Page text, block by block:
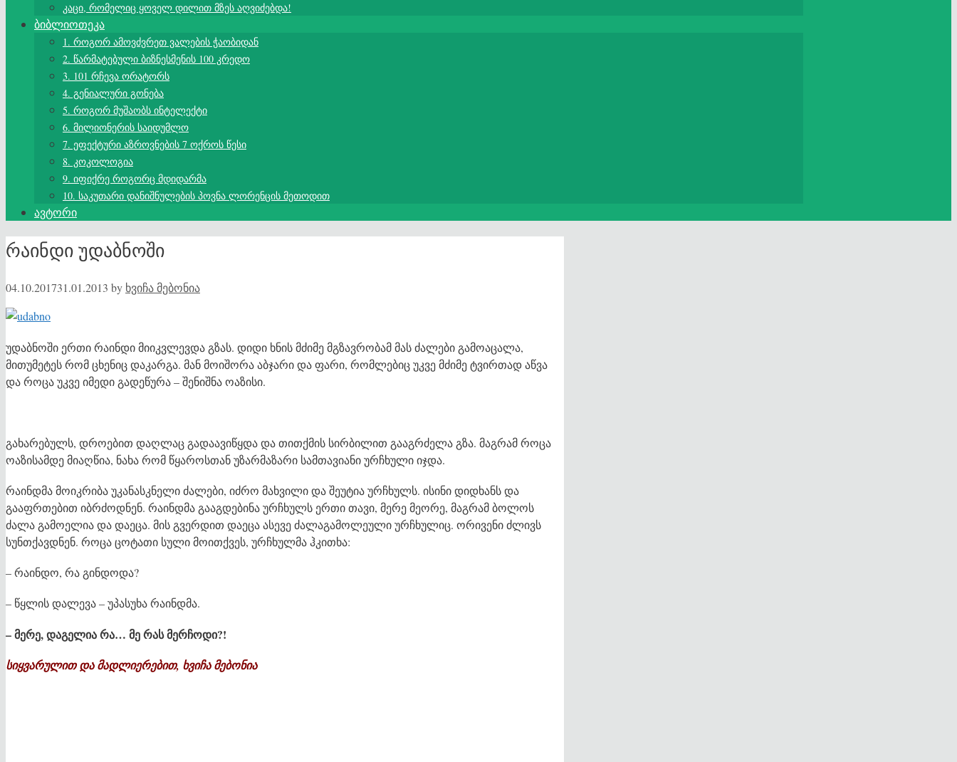
კაცი, რომელიც ყოველ დილით მზეს აღვიძებდა!
ბიბლიოთეკა
1. როგორ ამოვძვრეთ ვალების ჭაობიდან
2. წარმატებული ბიზნესმენის 100 კრედო
3. 101 რჩევა ორატორს
4. გენიალური გონება
5. როგორ მუშაობს ინტელექტი
6. მილიონერის საიდუმლო
7. ეფექტური აზროვნების 7 ოქროს წესი
8. კოკოლოგია
9. იფიქრე როგორც მდიდარმა
10. საკუთარი დანიშნულების პოვნა ლორენცის მეთოდით
ავტორი
რაინდი უდაბნოში
04.10.201731.01.2013 by ხვიჩა მებონია
უდაბნოში ერთი რაინდი მიიკვლევდა გზას. დიდი ხნის მძიმე მგზავრობამ მას ძალები გამოაცალა,
მითუმეტეს რომ ცხენიც დაკარგა. მან მოიშორა აბჯარი და ფარი, რომლებიც უკვე მძიმე ტვირთად აწვა
და როცა უკვე იმედი გადეწურა – შენიშნა ოაზისი.
გახარებულს, დროებით დაღლაც გადაავიწყდა და თითქმის სირბილით გააგრძელა გზა. მაგრამ როცა
ოაზისამდე მიაღწია, ნახა რომ წყაროსთან უზარმაზარი სამთავიანი ურჩხული იჯდა.
რაინდმა მოიკრიბა უკანასკნელი ძალები, იძრო მახვილი და შეუტია ურჩხულს. ისინი დიდხანს და
გააფრთებით იბრძოდნენ. რაინდმა გააგდებინა ურჩხულს ერთი თავი, მერე მეორე, მაგრამ ბოლოს
ძალა გამოელია და დაეცა. მის გვერდით დაეცა ასევე ძალაგამოლეული ურჩხულიც. ორივენი ძლივს
სუნთქავდნენ. როცა ცოტათი სული მოითქვეს, ურჩხულმა ჰკითხა:
– რაინდო, რა გინდოდა?
– წყლის დალევა – უპასუხა რაინდმა.
– მერე, დაგელია რა… მე რას მერჩოდი?!
სიყვარულით და მადლიერებით, ხვიჩა მებონია